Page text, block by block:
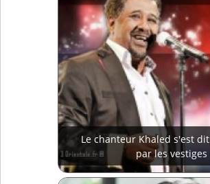
Le chanteur Khaled s'est
par les vestiges